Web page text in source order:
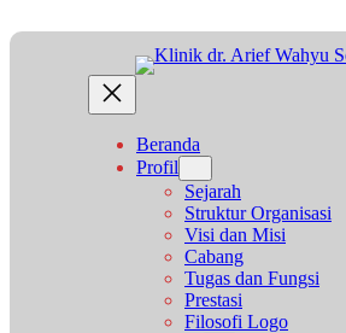
ke
Beranda
Profil
Sejarah
Struktur Organisasi
Visi dan Misi
Cabang
Tugas dan Fungsi
Prestasi
Filosofi Logo